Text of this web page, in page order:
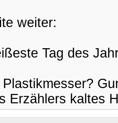
weiter:
Tag des
Erzählers kaltes